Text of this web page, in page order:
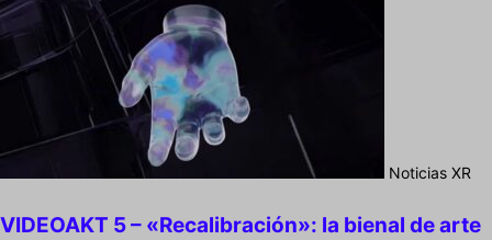
Noticias XR
VIDEOAKT 5 – «Recalibración»: la bienal de arte